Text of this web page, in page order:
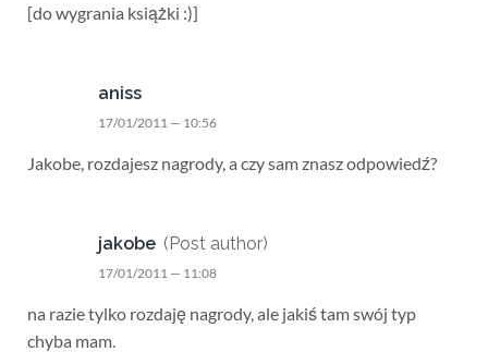
[do wygrania książki :)]
aniss
17/01/2011 — 10:56
Jakobe, rozdajesz nagrody, a czy sam znasz odpowiedź?
jakobe (Post author)
17/01/2011 — 11:08
na razie tylko rozdaję nagrody, ale jakiś tam swój typ
chyba mam.